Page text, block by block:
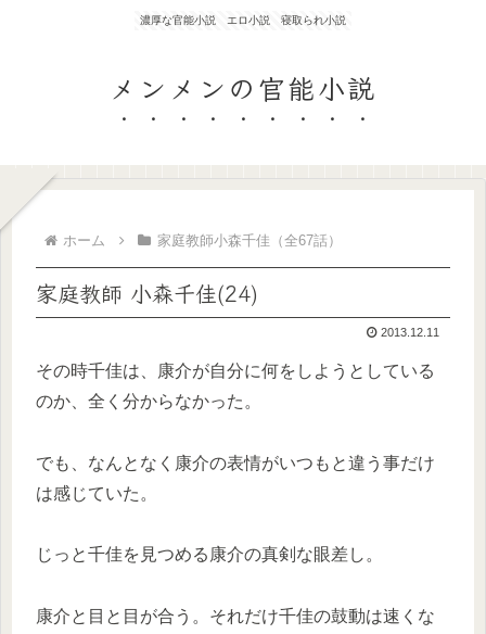
濃厚な官能小説 エロ小説 寝取られ小説
メンメンの官能小説
ホーム 家庭教師小森千佳（全67話）
家庭教師 小森千佳(24)
2013.12.11
その時千佳は、康介が自分に何をしようとしている
のか、全く分からなかった。
でも、なんとなく康介の表情がいつもと違う事だけ
は感じていた。
じっと千佳を見つめる康介の真剣な眼差し。
康介と目と目が合う。それだけ千佳の鼓動は速くな